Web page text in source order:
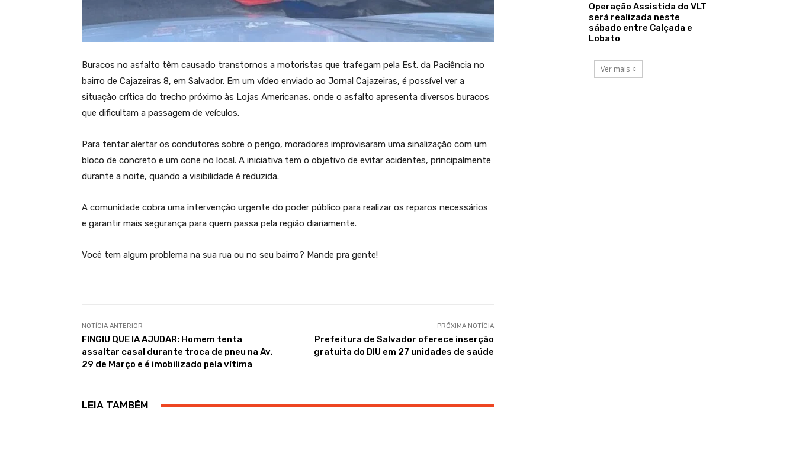
Buracos no asfalto têm causado transtornos a motoristas que trafegam pela Est. da Paciência no
bairro de Cajazeiras 8, em Salvador. Em um vídeo enviado ao Jornal Cajazeiras, é possível ver a
situação crítica do trecho próximo às Lojas Americanas, onde o asfalto apresenta diversos buracos
que dificultam a passagem de veículos.
Para tentar alertar os condutores sobre o perigo, moradores improvisaram uma sinalização com um
bloco de concreto e um cone no local. A iniciativa tem o objetivo de evitar acidentes, principalmente
durante a noite, quando a visibilidade é reduzida.
A comunidade cobra uma intervenção urgente do poder público para realizar os reparos necessários
e garantir mais segurança para quem passa pela região diariamente.
Você tem algum problema na sua rua ou no seu bairro? Mande pra gente!
NOTÍCIA ANTERIOR
FINGIU QUE IA AJUDAR: Homem tenta
assaltar casal durante troca de pneu na Av.
29 de Março e é imobilizado pela vítima
PRÓXIMA NOTÍCIA
Prefeitura de Salvador oferece inserção
gratuita do DIU em 27 unidades de saúde
LEIA TAMBÉM
Operação Assistida do VLT
será realizada neste
sábado entre Calçada e
Lobato
Ver mais